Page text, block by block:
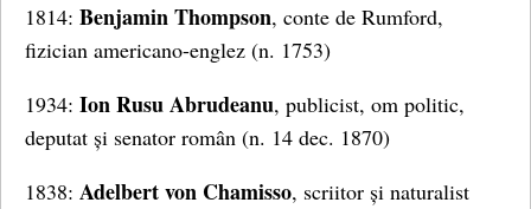
1814: Benjamin Thompson, conte de Rumford,
fizician americano-englez (n. 1753)
1934: Ion Rusu Abrudeanu, publicist, om politic,
deputat și senator român (n. 14 dec. 1870)
1838: Adelbert von Chamisso, scriitor și naturalist